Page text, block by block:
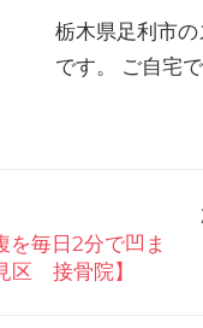
栃木県足利市
です。 ご自宅
を毎日2分で凹ま
区 接骨院】